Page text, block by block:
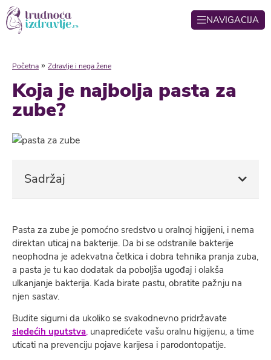
NAVIGACIJA
Početna » Zdravlje i nega žene
Koja je najbolja pasta za
zube?
Sadržaj
Pasta za zube je pomoćno sredstvo u oralnoj higijeni, i nema
direktan uticaj na bakterije. Da bi se odstranile bakterije
neophodna je adekvatna četkica i dobra tehnika pranja zuba,
a pasta je tu kao dodatak da poboljša ugođaj i olakša
ulkanjanje bakterija. Kada birate pastu, obratite pažnju na
njen sastav.
Budite sigurni da ukoliko se svakodnevno pridržavate
sledećih uputstva, unapredićete vašu oralnu higijenu, a time
uticati na prevenciju pojave karijesa i parodontopatije.